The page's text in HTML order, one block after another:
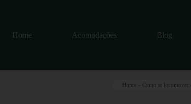
Home Acomodações Blog
Home Como se locomover